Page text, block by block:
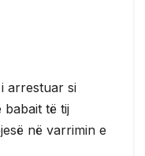
arrestuar si
të tij
në varrimin e